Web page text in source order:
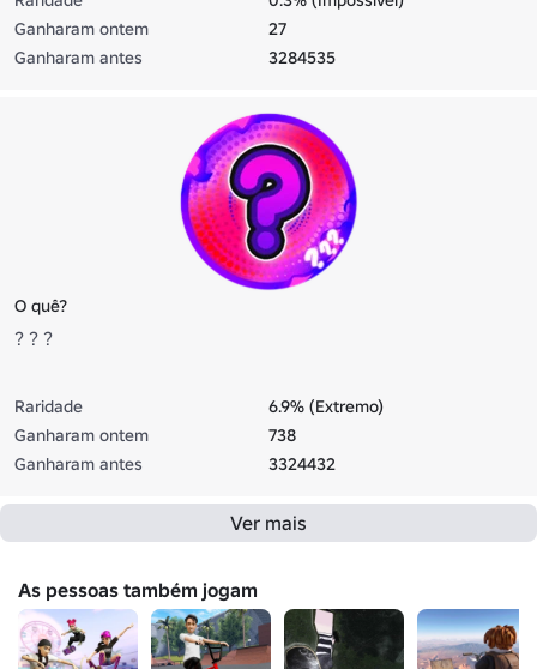
Ganharam ontem
27
Ganharam antes
3284535
O quê?
? ? ?
Raridade
6.9% (Extremo)
Ganharam ontem
738
Ganharam antes
3324432
Ver mais
As pessoas também jogam